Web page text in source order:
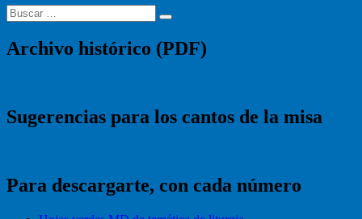
Buscar
por:
Buscar
Archivo histórico (PDF)
Sugerencias para los cantos de la misa
Para descargarte, con cada número